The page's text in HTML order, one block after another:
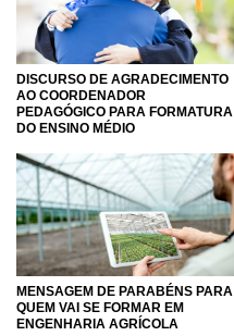
DISCURSO DE AGRADECIMENTO
AO COORDENADOR
PEDAGÓGICO PARA FORMATURA
DO ENSINO MÉDIO
MENSAGEM DE PARABÉNS PARA
QUEM VAI SE FORMAR EM
ENGENHARIA AGRÍCOLA